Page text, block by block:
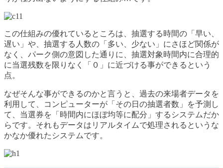
この仕組みの優れているところは、抽選する時間の「早い、
遅い」や、抽選する人数の「多い、少ない」にさほど関係が
なく、パーク側の意図した通りに、抽選対象時間内に合理的
に当選残数を限りなく「０」に近づける事ができるという
点。
なぜそんな事ができるのかと言うと、過去の来場者データを
利用して、コンピューターが「その日の抽選者数」を予測し
て、当選券を「時間内にほぼ均等に配分」するシステムだか
らです。それもデータはリアルタイムで処理されるというな
かなか優れたシステムです。